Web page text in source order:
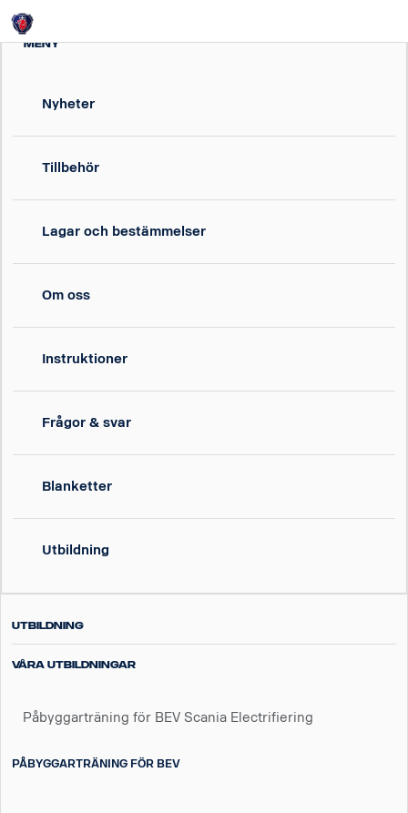
MENY
Nyheter
Tillbehör
Lagar och bestämmelser
Om oss
Instruktioner
Frågor & svar
Blanketter
Utbildning
Utbildning
Våra utbildningar
Påbyggarträning för BEV Scania Electrifiering
PÅBYGGARTRÄNING FÖR BEV